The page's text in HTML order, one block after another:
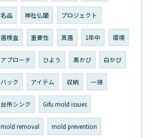
名品 神社仏閣 プロジェクト
菌検査 重要性 真菌 1年中 環境
アプローチ ひよう 黒かび 白かび
バック アイテム 収納 一掃
台所シンク Gifu mold issues
mold removal mold prevention